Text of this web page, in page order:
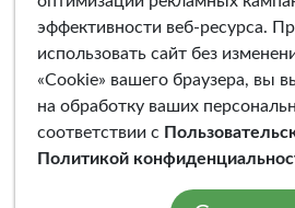
эффективности веб-ресурса.
использовать сайт без
«Cookie» вашего браузера, вы
на обработку ваших
соответствии с
Политикой